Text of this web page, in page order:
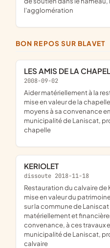
l'agglomération
BON REPOS SUR BLAVET
LES AMIS DE LA
2008-09-02
aider matériellement à la restauration, l'entretien et la
mise en valeur de la
moyens à sa convenance
municipalité de Laniscat,
chapelle
KERIOLET
dissoute 2018-11-18
restauration du calvaire de Keriolet participant ainsi à la
mise en valeur du
sur la commune de
matériellement et
convenance, à ces travaux
municipalité de Laniscat,
calvaire